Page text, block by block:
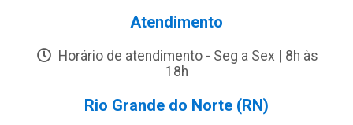
Atendimento
Horário de atendimento - Seg a Sex | 8h às
18h
Rio Grande do Norte (RN)